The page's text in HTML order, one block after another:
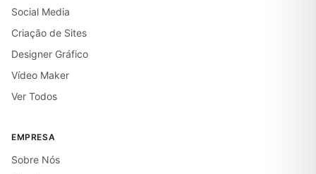
Social Media
Criação de Sites
Designer Gráfico
Vídeo Maker
Ver Todos
EMPRESA
Sobre Nós